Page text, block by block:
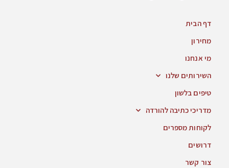
דף הבית
מחירון
מי אנחנו
השירותים שלנו
טיפים בלשון
מדריכי כתיבה להורדה
לקוחות מספרים
דרושים
צור קשר